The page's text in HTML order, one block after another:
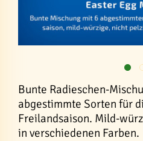
Bunte Radieschen-
abgestimmte Sorten für
Freilandsaison. Mild-
in verschiedenen Farben.